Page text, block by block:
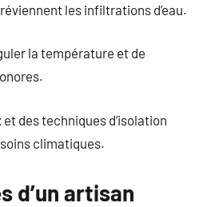
les infiltrations d’eau.
la température et de
des techniques d’isolation
climatiques.
d’un artisan